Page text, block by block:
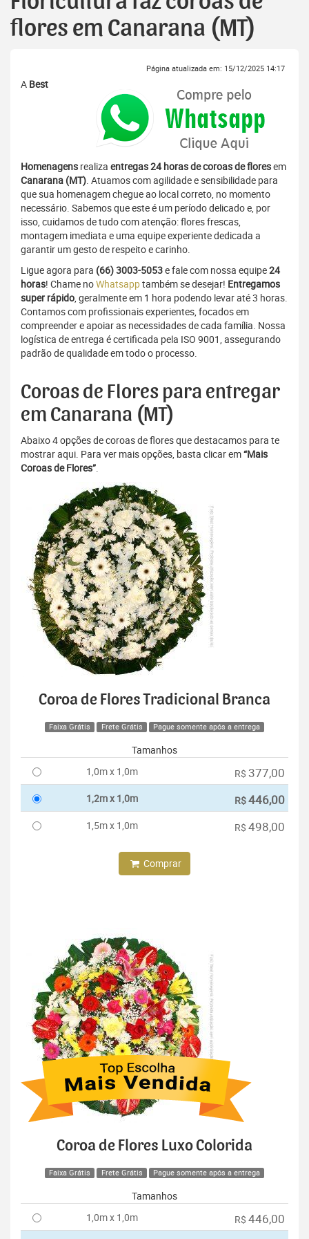
flores em Canarana (MT)
Página atualizada em: 15/12/2025 14:17
A Best
Homenagens realiza entregas 24 horas de coroas de floresem
Canarana (MT). Atuamos com agilidade e sensibilidade para
que sua homenagem chegue ao local correto, no momento
necessário. Sabemos que este é um período delicado e, por
isso, cuidamos de tudo com atenção: flores frescas,
montagem imediata e uma equipe experiente dedicada a
garantir um gesto de respeito e carinho.
Ligue agora para (66) 3003-5053e fale com nossa equipe24
horas! Chame noWhatsapptambém se desejar! Entregamos
super rápido, geralmente em 1 hora podendo levar até 3 horas.
Contamos com profissionais experientes, focados em
compreender e apoiar as necessidades de cada família. Nossa
logística de entrega é certificada pela ISO 9001, assegurando
padrão de qualidade em todo o processo.
Coroas de Flores para entregar
em Canarana (MT)
Abaixo 4 opções de coroas de flores que destacamos para te
mostrar aqui. Para ver mais opções, basta clicar em“Mais
Coroas de Flores”.
Coroa de Flores Tradicional Branca
Faixa Grátis Frete Grátis Pague somente após a entrega
Tamanhos
1,0m x 1,0m
R$ 377,00
1,2m x 1,0m R$446,00
1,5m x 1,0m R$ 498,00
Comprar
Coroa de Flores Luxo Colorida
Faixa Grátis Frete Grátis Pague somente após a entrega
Tamanhos
1,0m x 1,0m
R$ 446,00